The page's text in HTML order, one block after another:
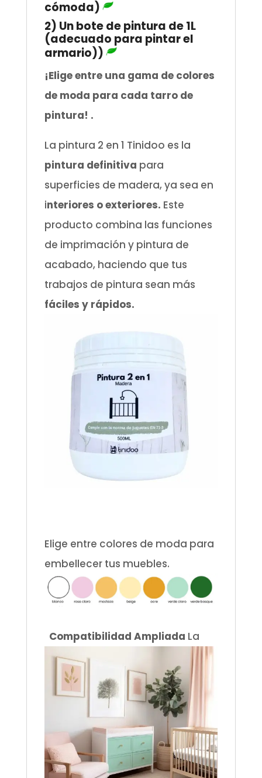
cómoda)
2) Un bote de pintura de 1L
(adecuado para pintar el
armario))
¡Elige entre una gama de colores
de moda para cada tarro de
pintura! .
La pintura 2 en 1 Tinidoo es la
pintura definitiva para
superficies de madera, ya sea en
interiores o exteriores. Este
producto combina las funciones
de imprimación y pintura de
acabado, haciendo que tus
trabajos de pintura sean más
fáciles y rápidos.
Elige entre colores de moda para
embellecer tus muebles.
Compatibilidad Ampliada La